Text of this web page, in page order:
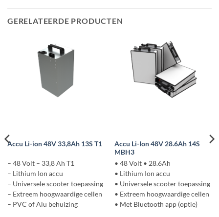
GERELATEERDE PRODUCTEN
Accu Li-ion 48V 33,8Ah 13S T1
– 48 Volt – 33,8 Ah T1
– Lithium Ion accu
– Universele scooter toepassing
– Extreem hoogwaardige cellen
– PVC of Alu behuizing
Accu Li-Ion 48V 28.6Ah 14S
MBH3
• 48 Volt • 28.6Ah
• Lithium Ion accu
• Universele scooter toepassing
• Extreem hoogwaardige cellen
• Met Bluetooth app (optie)